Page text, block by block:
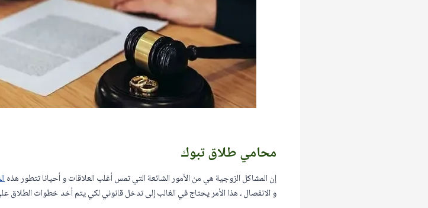
محامي طلاق تبوك
إن المشاكل الزوجية هي من الأمور الشائعة التي تمس أغلب العلاقات و أحيانا تتطور هذه
و الانفصال ، هذا الأمر يحتاج في الغالب إلى تدخل قانوني لكي يتم أخد خطوات الطلاق